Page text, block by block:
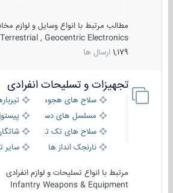
مطالب مرتبط با انواع وسایل و لوازم
Terrestrial , Geocentric Electronics
1,179 ارسال ها
تجهیزات و تسلیحات انفرادی
سلاح های هجومی
تیربارها
مسلسل های دستی
پیستول
سلاح های تک تیر اندازیشاتگان
نارنجک انداز ها
سایر
مرتبط با انواع تسلیحات و لوازم انفرادی
Infantry Weapons & Equipment